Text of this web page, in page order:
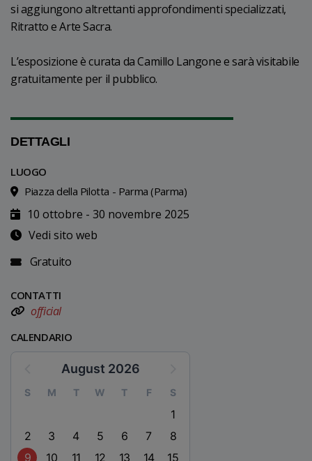
si aggiungono altrettanti approfondimenti specializzati,
Ritratto e Arte Sacra.
L’esposizione è curata da Camillo Langone e sarà visitabile
gratuitamente per il pubblico.
DETTAGLI
LUOGO
Piazza della Pilotta - Parma (Parma)
10 ottobre - 30 novembre 2025
Vedi sito web
Gratuito
CONTATTI
official
CALENDARIO
August 2026
S M T W T F S
1
2
3 4 5 6 7
8
9
10 11 12 13 14
15